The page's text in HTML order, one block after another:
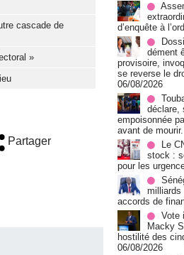
cascade de
»
Partager
d’enquête à
dément
provisoire,
se reverse le
06/08/2026
déclare,
empoisonnée
avant de mourir.
Le
stock :
pour les
milliards
accords de
Vote
Macky
hostilité des
06/08/2026